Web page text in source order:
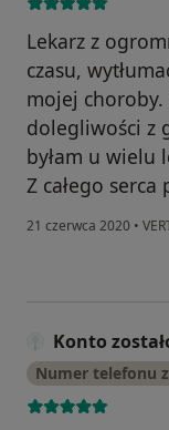
Lekarz z
czasu,
mojej choroby.
dolegliwości z
byłam u wielu
Z całego
21 czerwca 2020 •
Konto
Numer telefonu